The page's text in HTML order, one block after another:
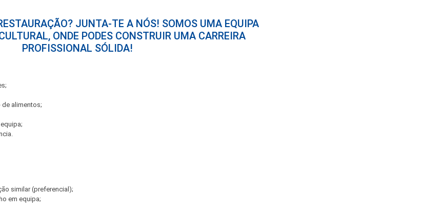
JUNTA-TE A NÓS! SOMOS UMA EQUIPA
ONDE PODES CONSTRUIR UMA CARREIRA
PROFISSIONAL SÓLIDA!
de alimentos;
similar (preferencial);
em equipa;